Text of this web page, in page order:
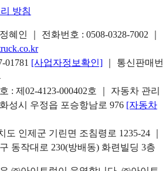
방침
혜인 ｜ 전화번호 : 0508-0328-7002
01781 [사업자정보확인]
｜ 통신판매번
: 제02-4123-000402호 ｜ 자동차 관리
성시 우정읍 포승항남로 976 [자동차
인제군 기린면 조침령로 1235-24 ｜
동작대로 230(방배동) 화련빌딩 3층